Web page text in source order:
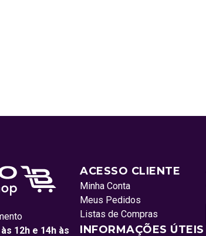
12h e 14h às
ACESSO CLIENTE
Minha Conta
Meus Pedidos
Listas de Compras
INFORMAÇÕES ÚTEIS